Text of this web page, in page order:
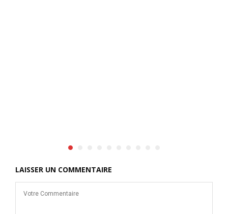
LAISSER UN COMMENTAIRE